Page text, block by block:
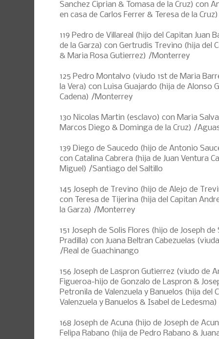
Sanchez Ciprian & Tomasa de la Cruz) con
en casa de Carlos Ferrer & Teresa de la
119 Pedro de Villareal (hijo del Capitan Juan
de la Garza) con Gertrudis Trevino (hija del
& Maria Rosa Gutierrez) /Monterrey
125 Pedro Montalvo (viudo 1st de Maria
la Vera) con Luisa Guajardo (hija de Alonso
Cadena) /Monterrey
130 Nicolas Martin (esclavo) con Maria
Marcos Diego & Dominga de la Cruz) /
139 Diego de Saucedo (hijo de Antonio
con Catalina Cabrera (hija de Juan Ventura
Miguel) /Santiago del Saltillo
145 Joseph de Trevino (hijo de Alejo de
con Teresa de Tijerina (hija del Capitan
la Garza) /Monterrey
151 Joseph de Solis Flores (hijo de Joseph
Pradilla) con Juana Beltran Cabezuelas
/Real de Guachinango
156 Joseph de Laspron Gutierrez (viudo de
Figueroa-hijo de Gonzalo de Laspron &
Petronila de Valenzuela y Banuelos (hija del
Valenzuela y Banuelos & Isabel de
168 Joseph de Acuna (hijo de Joseph de
Felipa Rabano (hija de Pedro Rabano &